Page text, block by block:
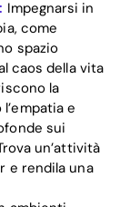
Impegnarsi in
come
spazio
caos della vita
la
e
sui
un’attività
e rendila una